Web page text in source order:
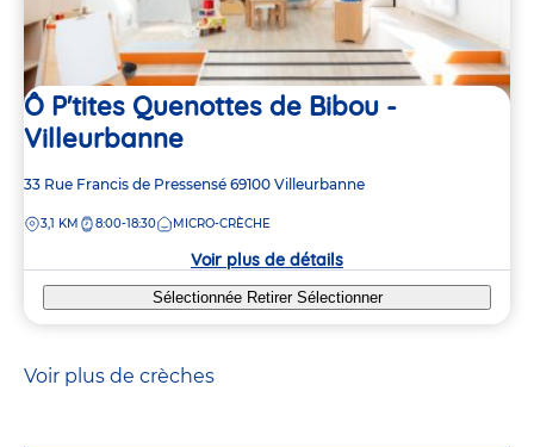
Ô P'tites Quenottes de Bibou -
Villeurbanne
Adresse
la
33 Rue Francis de Pressensé 69100 Villeurbanne
DISTANCE
3,1 KM 8:00-18:30 MICRO-CRÈCHE
Voir plus de détails
Sélectionnée Retirer Sélectionner
Voir plus de crèches